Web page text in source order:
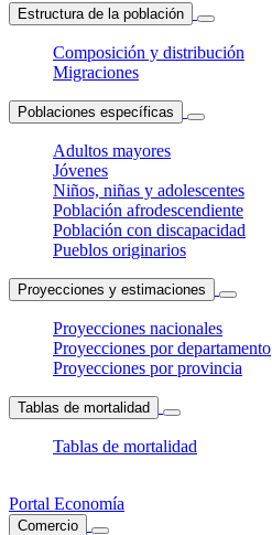
Estructura de la población
Composición y distribución
Migraciones
Poblaciones específicas
Adultos mayores
Jóvenes
Niños, niñas y adolescentes
Población afrodescendiente
Población con discapacidad
Pueblos originarios
Proyecciones y estimaciones
Proyecciones nacionales
Proyecciones por departamento
Proyecciones por provincia
Tablas de mortalidad
Tablas de mortalidad
Portal Economía
Comercio